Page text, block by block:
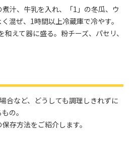
汁、牛乳を入れ、「1」の冬瓜、ウ
混ぜ、1時間以上冷蔵庫で冷やす。
えて器に盛る。粉チーズ、パセリ、
合など、どうしても調理しきれずに
の。
存方法をご紹介します。